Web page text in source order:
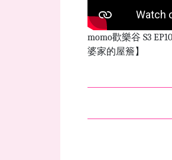
momo歡樂谷 S3
婆家的屋簷】